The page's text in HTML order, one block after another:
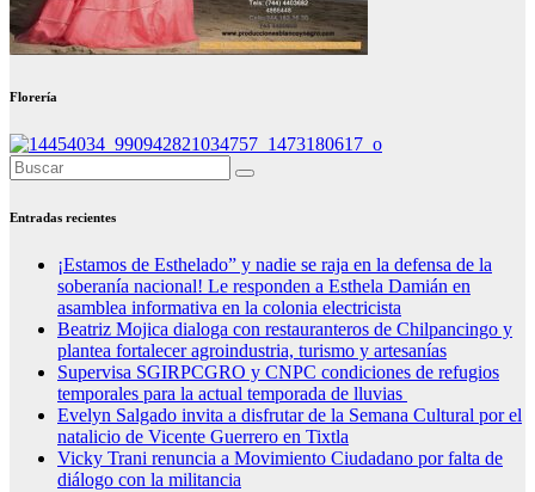
Florería
Entradas recientes
¡Estamos de Esthelado” y nadie se raja en la defensa de la
soberanía nacional! Le responden a Esthela Damián en
asamblea informativa en la colonia electricista
Beatriz Mojica dialoga con restauranteros de Chilpancingo y
plantea fortalecer agroindustria, turismo y artesanías
Supervisa SGIRPCGRO y CNPC condiciones de refugios
temporales para la actual temporada de lluvias
Evelyn Salgado invita a disfrutar de la Semana Cultural por el
natalicio de Vicente Guerrero en Tixtla
Vicky Trani renuncia a Movimiento Ciudadano por falta de
diálogo con la militancia